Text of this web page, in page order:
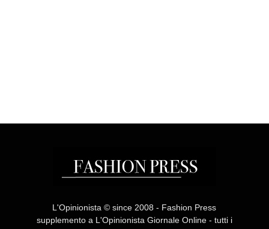
L'Opinionista © since 2008 - Fashion Press
supplemento a L'Opinionista Giornale Online - tutti i